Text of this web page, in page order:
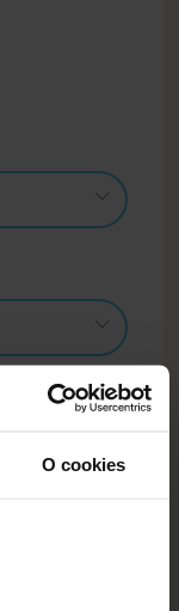
O cookies